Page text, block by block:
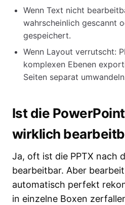
Wenn Text nicht
wahrscheinlich gescannt
gespeichert.
Wenn Layout verrutscht:
komplexen Ebenen
Seiten separat
Ist die
wirklich
Ja, oft ist die PPTX nach
bearbeitbar. Aber
automatisch perfekt
in einzelne Boxen